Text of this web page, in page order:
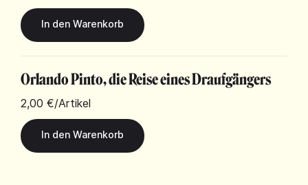
Orlando Pinto, die Reise eines Draufgängers
2,00 €/Artikel